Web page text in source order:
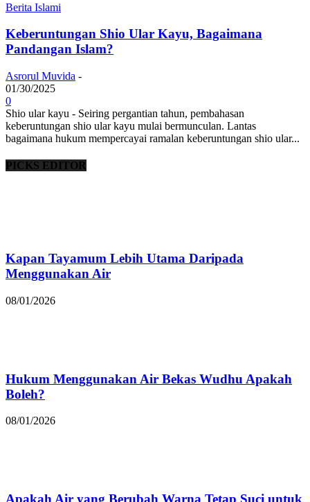
Berita Islami
Keberuntungan Shio Ular Kayu, Bagaimana
Pandangan Islam?
Asrorul Muvida -
01/30/2025
0
Shio ular kayu - Seiring pergantian tahun, pembahasan
keberuntungan shio ular kayu mulai bermunculan. Lantas
bagaimana hukum mempercayai ramalan keberuntungan shio ular...
PICKS EDITOR
Kapan Tayamum Lebih Utama Daripada
Menggunakan Air
08/01/2026
Hukum Menggunakan Air Bekas Wudhu Apakah
Boleh?
08/01/2026
Apakah Air yang Berubah Warna Tetap Suci untuk